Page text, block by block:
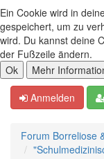
Ein Cookie wird in
gespeichert, um zu
wird. Du kannst deine
der Fußzeile ändern.
Anmelden
Forum Borreliose